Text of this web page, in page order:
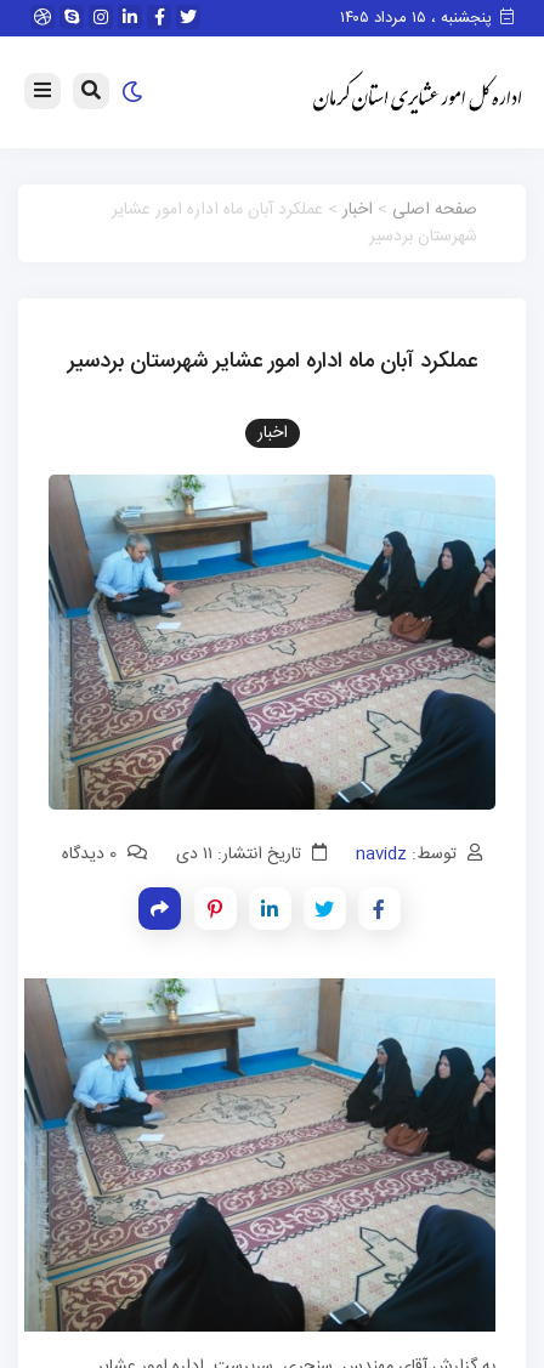
پنجشنبه ، ۱۵ مرداد ۱۴۰۵
صفحه اصلی > اخبار> عملکرد آبان ماه اداره امور عشایر
شهرستان بردسیر
عملکرد آبان ماه اداره امور عشایر شهرستان بردسیر
اخبار
توسط: navidz تاریخ انتشار: ۱۱ دی